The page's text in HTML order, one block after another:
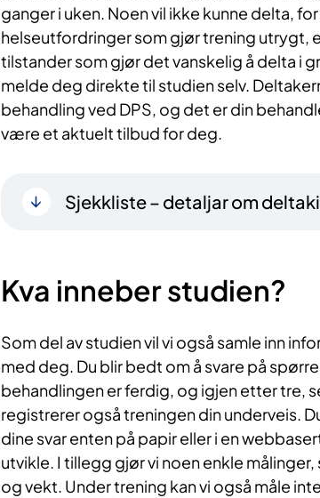
ganger i uken. Noen vil ikke kunne delta,
helseutfordringer som gjør trening utrygt,
tilstander som gjør det vanskelig å delta i
melde deg direkte til studien selv.
behandling ved DPS, og det er din
være et aktuelt tilbud for deg.
Sjekkliste – detaljar om
Kva inneber studien?
Som del av studien vil vi også samle inn
med deg. Du blir bedt om å svare på
behandlingen er ferdig, og igjen etter tre,
registrerer også treningen din underveis.
dine svar enten på papir eller i en
utvikle. I tillegg gjør vi noen enkle
og vekt. Under trening kan vi også måle